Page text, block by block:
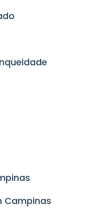
Campinas